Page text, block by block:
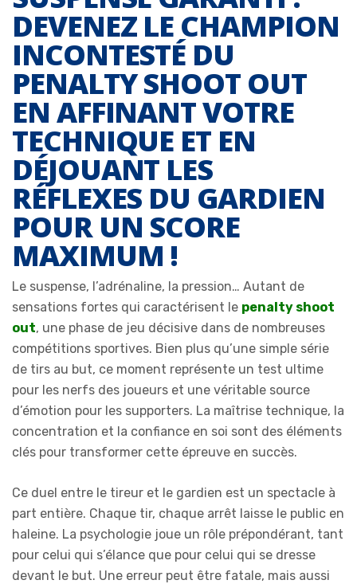
DEVENEZ LE CHAMPION
INCONTESTÉ DU
PENALTY SHOOT OUT
EN AFFINANT VOTRE
TECHNIQUE ET EN
DÉJOUANT LES
RÉFLEXES DU GARDIEN
POUR UN SCORE
MAXIMUM !
Le suspense, l’adrénaline, la pression… Autant de
sensations fortes qui caractérisent le penalty shoot
out, une phase de jeu décisive dans de nombreuses
compétitions sportives. Bien plus qu’une simple série
de tirs au but, ce moment représente un test ultime
pour les nerfs des joueurs et une véritable source
d’émotion pour les supporters. La maîtrise technique, la
concentration et la confiance en soi sont des éléments
clés pour transformer cette épreuve en succès.
Ce duel entre le tireur et le gardien est un spectacle à
part entière. Chaque tir, chaque arrêt laisse le public en
haleine. La psychologie joue un rôle prépondérant, tant
pour celui qui s’élance que pour celui qui se dresse
devant le but. Une erreur peut être fatale, mais aussi